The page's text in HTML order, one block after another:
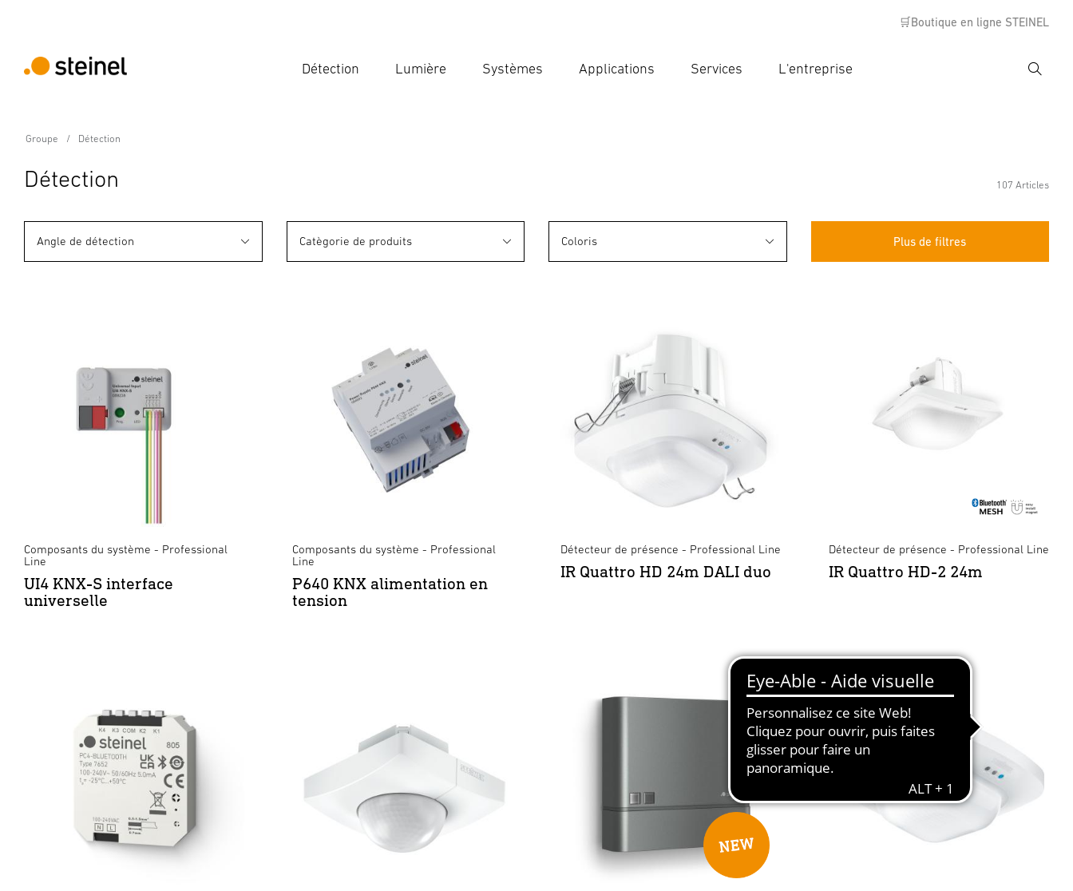
🛒Boutique en ligne STEINEL
Détection Lumière Systèmes Applications Services L'entreprise
Groupe Détection
Détection 107 Articles
Plus de filtres
Angle de détection Catègorie de produits Coloris
Composants du système - Professional
Line
UI4 KNX-S interface
universelle
Composants du système - Professional
Line
P640 KNX alimentation en
tension
Détecteur de présence - Professional Line
IR Quattro HD 24m DALI duo
Détecteur de présence - Professional Line
IR Quattro HD-2 24m